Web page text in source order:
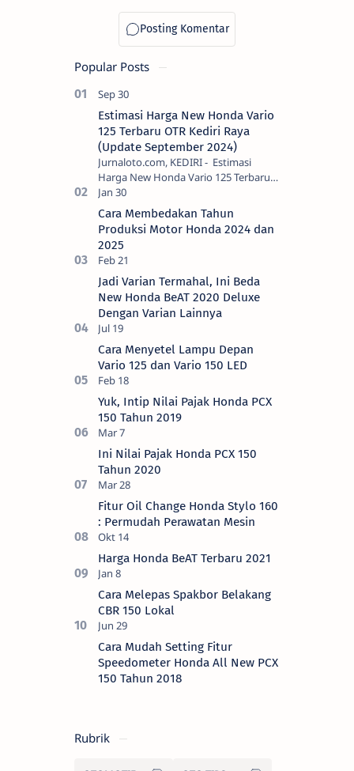
Popular Posts
Estimasi Harga New Honda Vario
125 Terbaru OTR Kediri Raya
(Update September 2024)
Jurnaloto.com, KEDIRI - Estimasi
Harga New Honda Vario 125 Terbaru
OTR Kediri Raya (Update September
2024) Brosis sekalian, PT Astra Honda
Motor (AH…
Cara Membedakan Tahun
Produksi Motor Honda 2024 dan
2025
Jadi Varian Termahal, Ini Beda
New Honda BeAT 2020 Deluxe
Dengan Varian Lainnya
Cara Menyetel Lampu Depan
Vario 125 dan Vario 150 LED
Yuk, Intip Nilai Pajak Honda PCX
150 Tahun 2019
Ini Nilai Pajak Honda PCX 150
Tahun 2020
Fitur Oil Change Honda Stylo 160
: Permudah Perawatan Mesin
Harga Honda BeAT Terbaru 2021
Cara Melepas Spakbor Belakang
CBR 150 Lokal
Cara Mudah Setting Fitur
Speedometer Honda All New PCX
150 Tahun 2018
Rubrik